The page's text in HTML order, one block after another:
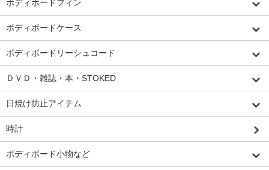
ボディボードフィン
ボディボードケース
ボディボードリーシュコード
ＤＶＤ・雑誌・本・STOKED
日焼け防止アイテム
時計
ボディボード小物など